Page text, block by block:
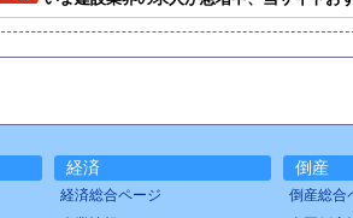
経済
経済総合ページ
倒産
倒産総合